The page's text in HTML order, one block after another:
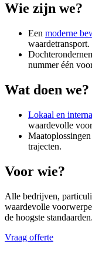
Wie zijn we?
Een moderne
waardetransport.
nummer één
Wat doen we?
Lokaal en
waardevolle
trajecten.
Voor wie?
Alle bedrijven,
waardevolle
de hoogste standaarden.
Vraag offerte